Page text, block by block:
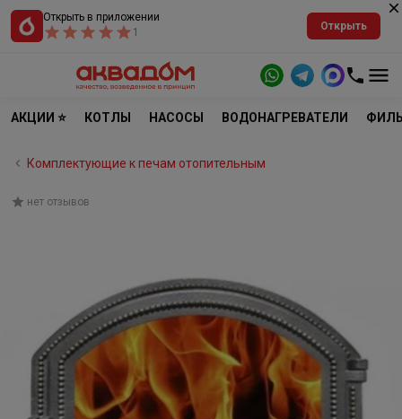
Открыть в приложении
1
Открыть
АКЦИИ ⭐ КОТЛЫ НАСОСЫ ВОДОНАГРЕВАТЕЛИ
Комплектующие к печам отопительным
нет отзывов